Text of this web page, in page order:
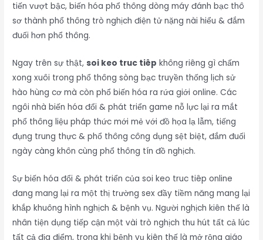
tiến vượt bậc, biến hóa phổ thông dòng máy đánh bạc thô
sơ thành phổ thông trò nghịch điện tử nặng nài hiểu & đắm
đuối hơn phổ thông.
Ngay trên sự thật,soi keo truc tiêp không riêng gì chấm
xong xuôi trong phổ thông sòng bạc truyền thống lịch sử
hào hùng cơ mà còn phổ biến hóa ra rứa giới online. Các
ngôi nhà biến hóa đổi & phát triển game nỗ lực lại ra mắt
phổ thông liệu pháp thức mới mẻ với đồ họa lạ lẫm, tiếng
đụng trung thực & phổ thông công dụng sệt biệt, đắm đuối
ngày càng khôn cùng phổ thông tín đồ nghịch.
Sự biến hóa đổi & phát triển của soi keo truc tiêp online
đang mang lại ra một thị trường sex đầy tiềm năng mang lại
khắp khuông hình nghịch & bệnh vụ. Người nghịch kiên thế là
nhân tiện dụng tiếp cận một vài trò nghịch thu hút tất cả lúc
tất cả địa điểm, trong khi bệnh vụ kiên thế là mở rộng giáo